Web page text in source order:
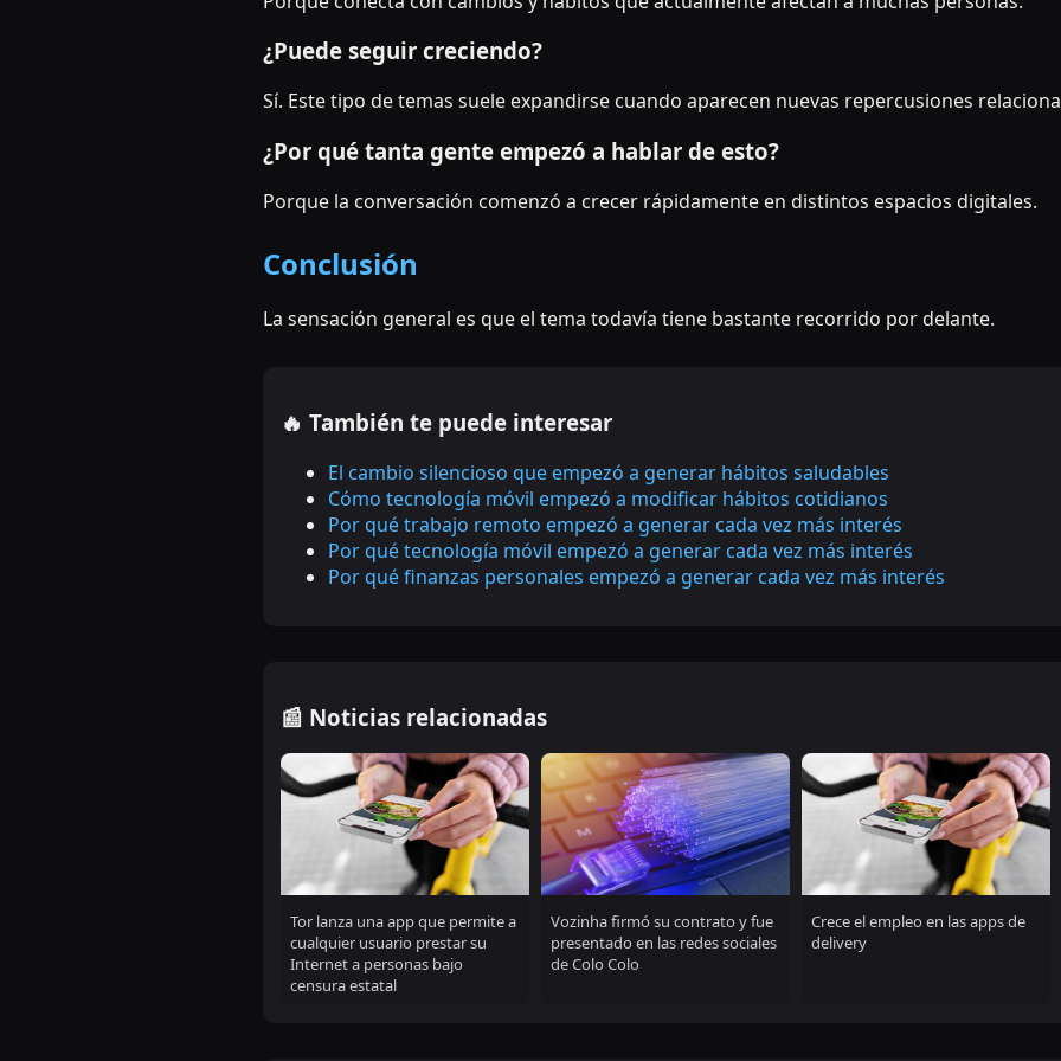
¿Puede seguir creciendo?
Sí. Este tipo de temas suele expandirse cuando aparecen nuevas repercusiones
¿Por qué tanta gente empezó a hablar de esto?
Porque la conversación comenzó a crecer rápidamente en distintos espacios digitales.
Conclusión
La sensación general es que el tema todavía tiene bastante recorrido por delante.
🔥 También te puede interesar
El cambio silencioso que empezó a generar hábitos saludables
Cómo tecnología móvil empezó a modificar hábitos cotidianos
Por qué trabajo remoto empezó a generar cada vez más interés
Por qué tecnología móvil empezó a generar cada vez más interés
Por qué finanzas personales empezó a generar cada vez más interés
📰 Noticias relacionadas
Tor lanza una app que permite a
cualquier usuario prestar su
Internet a personas bajo
censura estatal
Vozinha firmó su contrato y fue
presentado en las redes sociales
de Colo Colo
Crece el empleo en las apps de
delivery